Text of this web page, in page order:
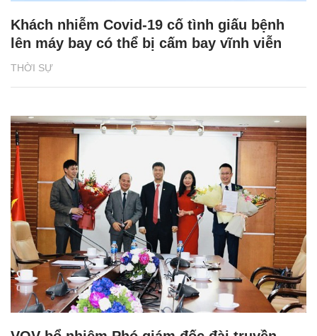
THỜI SỰ
Khách nhiễm Covid-19 cố tình giấu bệnh
lên máy bay có thể bị cấm bay vĩnh viễn